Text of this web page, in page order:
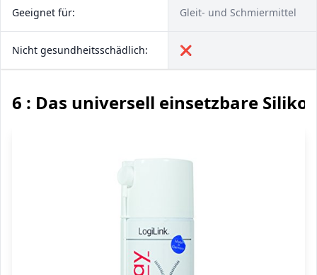
Geeignet für: Gleit- und Schmiermittel
Nicht gesundheitsschädlich: ❌
6 : Das universell einsetzbare